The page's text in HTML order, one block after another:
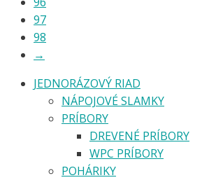
97
98
→
JEDNORÁZOVÝ RIAD
NÁPOJOVÉ SLAMKY
PRÍBORY
DREVENÉ PRÍBORY
WPC PRÍBORY
POHÁRIKY